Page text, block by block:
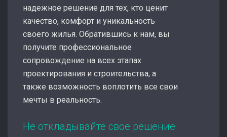
надежное решение для тех, кто ценит
качество, комфорт и уникальность
своего жилья. Обратившись к нам, вы
получите профессиональное
сопровождение на всех этапах
проектирования и строительства, а
также возможность воплотить все свои
мечты в реальность.
Не откладывайте свое решение